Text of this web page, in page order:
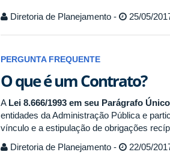
Diretoria de Planejamento - 25/05/
PERGUNTA FREQUENTE
O que é um Contrato?
A Lei 8.666/1993 em seu Parágrafo Único
entidades da Administração Pública e
vínculo e a estipulação de obrigações
Diretoria de Planejamento -
22/05/